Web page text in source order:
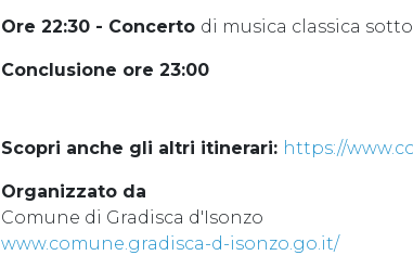
Ore 22:30 - Concerto di musica classica
Conclusione ore 23:00
Scopri anche gli altri itinerari: https://
Organizzato da
Comune di Gradisca d'Isonzo
www.comune.gradisca-d-isonzo.go.it/